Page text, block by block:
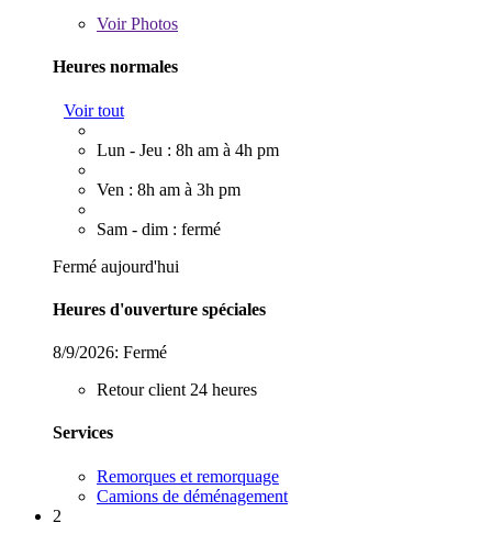
VoirPhotos
Heures normales
Voir tout
Lun - Jeu : 8h am à 4h pm
Ven : 8h am à 3h pm
Sam - dim : fermé
Fermé aujourd'hui
Heures d'ouverture spéciales
8/9/2026: Fermé
Retour client 24 heures
Services
Remorques et remorquage
Camions de déménagement
2